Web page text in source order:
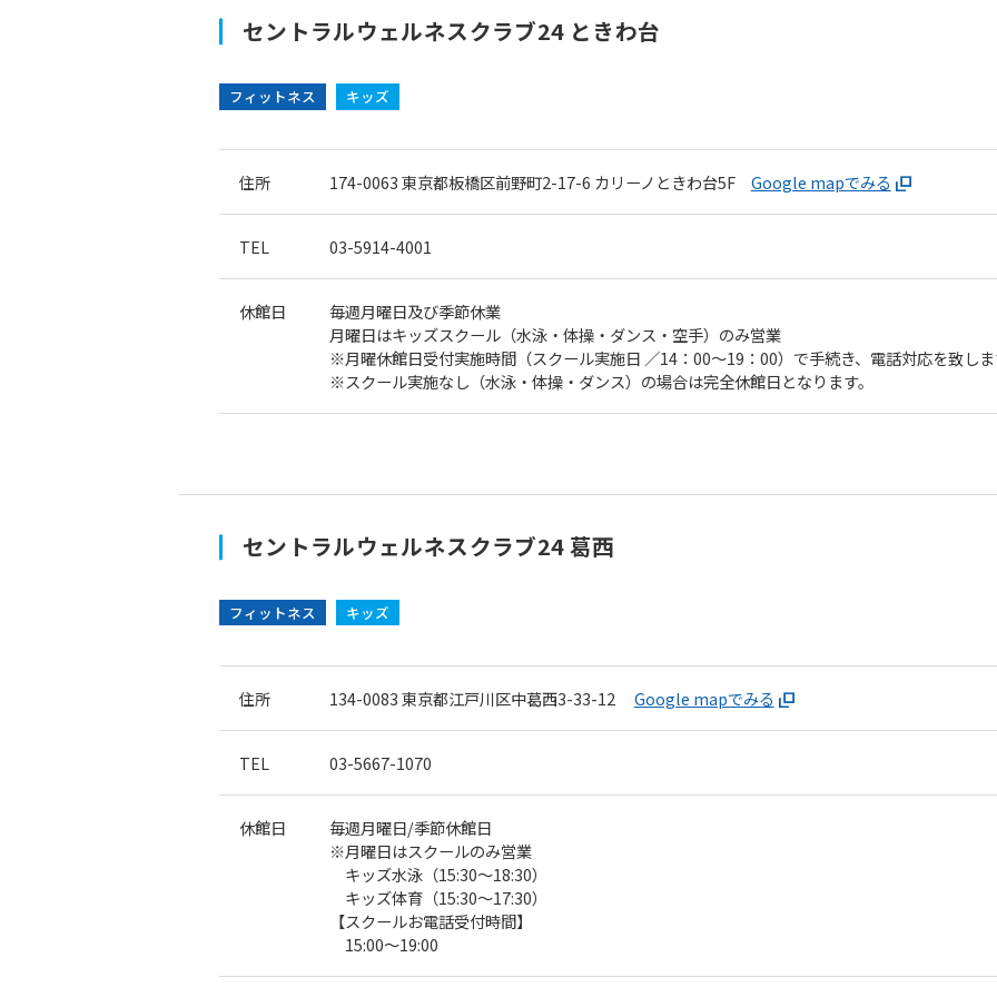
セントラルウェルネスクラブ24 ときわ台
フィットネス キッズ
住所 174-0063東京都板橋区前野町2-17-6 カリーノときわ台5F Google mapでみる
TEL 03-5914-4001
休館日
毎週月曜日及び季節休業
月曜日はキッズスクール（水泳・体操・ダンス・空手）のみ営業
※月曜休館日受付実施時間（スクール実施日 ／14：00〜19：00）で手続き、電話対応を致し
※スクール実施なし（水泳・体操・ダンス）の場合は完全休館日となります。
セントラルウェルネスクラブ24 葛西
フィットネス キッズ
住所 134-0083東京都江戸川区中葛西3-33-12 Google mapでみる
TEL 03-5667-1070
休館日
毎週月曜日/季節休館日
※月曜日はスクールのみ営業
キッズ水泳（15:30〜18:30）
キッズ体育（15:30〜17:30）
【スクールお電話受付時間】
15:00〜19:00